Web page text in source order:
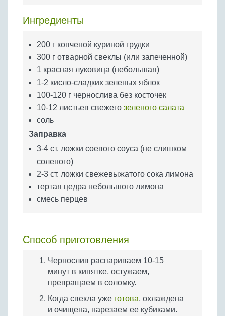
Яйца
Ингредиенты
200 г копченой куриной грудки
300 г отварной свеклы (или запеченной)
1 красная луковица (небольшая)
1-2 кисло-сладких зеленых яблок
100-120 г чернослива без косточек
10-12 листьев свежего зеленого салата
соль
Заправка
3-4 ст. ложки соевого соуса (не слишком
соленого)
2-3 ст. ложки свежевыжатого сока лимона
тертая цедра небольшого лимона
смесь перцев
Способ приготовления
Чернослив распариваем 10-15
минут в кипятке, остужаем,
превращаем в соломку.
Когда свекла уже готова, охлаждена
и очищена, нарезаем ее кубиками.